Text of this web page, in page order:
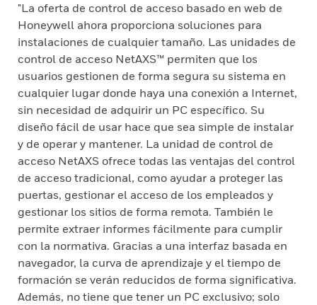
"La oferta de control de acceso basado en web de
Honeywell ahora proporciona soluciones para
instalaciones de cualquier tamaño. Las unidades de
control de acceso NetAXS™ permiten que los
usuarios gestionen de forma segura su sistema en
cualquier lugar donde haya una conexión a Internet,
sin necesidad de adquirir un PC específico. Su
diseño fácil de usar hace que sea simple de instalar
y de operar y mantener. La unidad de control de
acceso NetAXS ofrece todas las ventajas del control
de acceso tradicional, como ayudar a proteger las
puertas, gestionar el acceso de los empleados y
gestionar los sitios de forma remota. También le
permite extraer informes fácilmente para cumplir
con la normativa. Gracias a una interfaz basada en
navegador, la curva de aprendizaje y el tiempo de
formación se verán reducidos de forma significativa.
Además, no tiene que tener un PC exclusivo; solo